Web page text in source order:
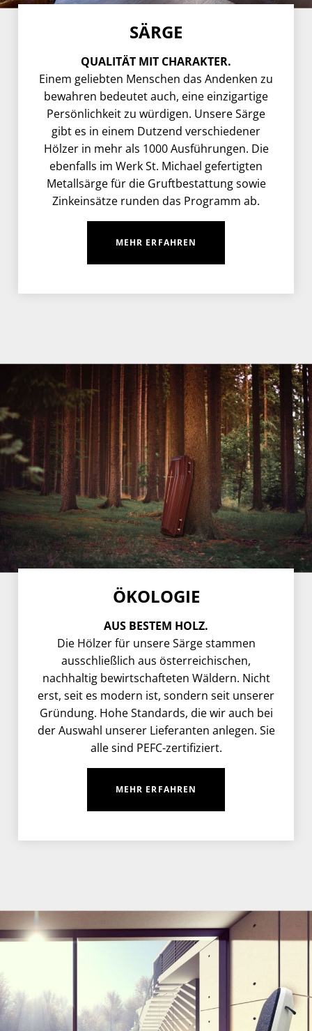
SÄRGE
QUALITÄT MIT CHARAKTER.
Einem geliebten Menschen das Andenken zu
bewahren bedeutet auch, eine einzigartige
Persönlichkeit zu würdigen. Unsere Särge
gibt es in einem Dutzend verschiedener
Hölzer in mehr als 1000 Ausführungen. Die
ebenfalls im Werk St. Michael gefertigten
Metallsärge für die Gruftbestattung sowie
Zinkeinsätze runden das Programm ab.
MEHR ERFAHREN
ÖKOLOGIE
AUS BESTEM HOLZ.
Die Hölzer für unsere Särge stammen
ausschließlich aus österreichischen,
nachhaltig bewirtschafteten Wäldern. Nicht
erst, seit es modern ist, sondern seit unserer
Gründung. Hohe Standards, die wir auch bei
der Auswahl unserer Lieferanten anlegen. Sie
alle sind PEFC-zertifiziert.
MEHR ERFAHREN